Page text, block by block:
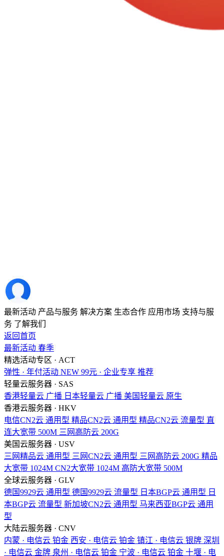
最新活动 产品与服务 解决方案 生态合作 应用市场 支持与服
务 了解我们
返回首页
最新活动 春季
精选活动专区 · ACT
弹性 · 年付活动 NEW 99元 · 企业专享 推荐
轻量云服务器 · SAS
香港轻量云 广播 日本轻量云 广播 美国轻量云 原生
香港云服务器 · HKV
电信CN2云 通用型 精品CN2云 通用型 精品CN2云 流量型 直
连大宽带 500M 三网高防云 200G
美国云服务器 · USV
三网精品云 通用型 三网CN2云 通用型 三网高防云 200G 精品
大宽带 1024M CN2大宽带 1024M 高防大宽带 500M
全球云服务器 · GLV
德国9929云 通用型 德国9929云 流量型 日本BGP云 通用型 日
本BGP云 流量型 新加坡CN2云 通用型 马来西亚BGP云 通用
型
大陆云服务器 · CNV
内蒙 · 电信云 铂金 西安 · 电信云 铂金 镇江 · 电信云 银牌 深圳
· 电信云 金牌 泉州 · 电信云 铂金 宁波 · 电信云 铂金 十堰 · 电